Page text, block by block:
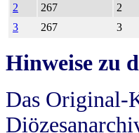
2
267 2
3
267 3
Hinweise zu
Das Original-